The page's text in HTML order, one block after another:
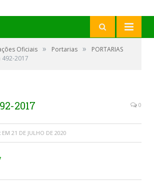
Oficiais » Portarias »
PORTARIAS
2017
2017 0
EM 21 DE JULHO DE 2020